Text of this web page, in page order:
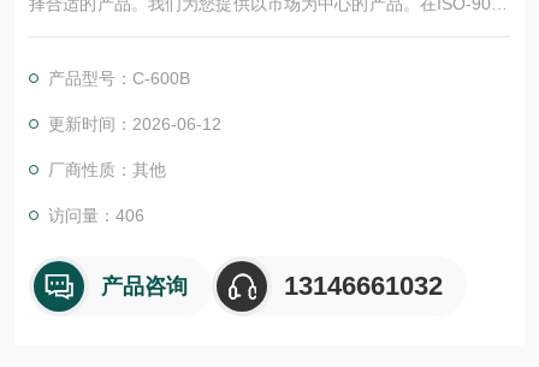
认证的生产基地生产的产品，经过严格的测试和批准程序的验
您提供帮助。我们还为您提供工具来*您的项目:
尾流频率计算器 （WFC）美国ASHCROFT雅斯科美国ashcroft
产品型号：C-600B
更新时间：2026-06-12
厂商性质：其他
访问量：406
产品咨询 13146661032